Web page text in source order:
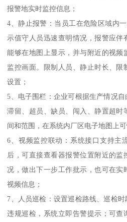
报警地实时监控信息；
4、静止报警：当员工在危险区域内
示值守人员迅速查明情况，报警应伴
能够在地图上显示，并与附近的视频
监控画面。限制人员、静止时长、限
设置；
5、电子围栏：企业可根据生产情况自
滞留、超员、缺员、闯入、静置超时
间和范围，在系统内厂区电子地图上
6、视频监控联动：系统接口支持主
后，可直接查看器报警位置附近的监
况，做出下一步工作批示，也可在实
视频信息；
7、人员巡检：设置巡检路线、巡检
违规巡检，系统立即告警提示；可查